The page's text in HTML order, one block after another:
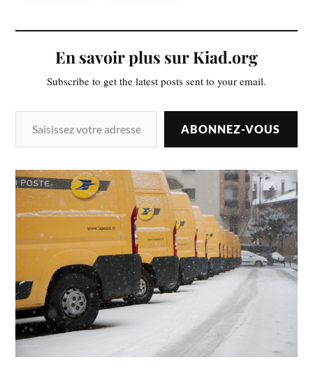
En savoir plus sur Kiad.org
Subscribe to get the latest posts sent to your email.
ABONNEZ-VOUS